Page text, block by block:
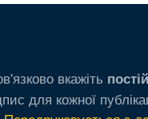
вкажіть
для кожної